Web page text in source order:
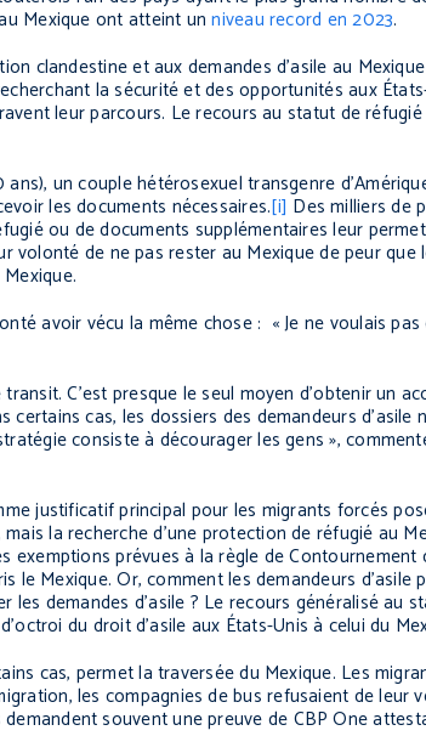
Mexique ont atteint unniveau record en 2023.
clandestine et aux demandes d’asile au
la sécurité et des opportunités aux
leur parcours. Le recours au statut de
un couple hétérosexuel transgenre
les documents nécessaires.[i] Des milliers de
ou de documents supplémentaires leur
volonté de ne pas rester au Mexique de peur
avoir vécu la même chose : « Je ne voulais
C’est presque le seul moyen d’obtenir un
cas, les dossiers des demandeurs
consiste à décourager les gens »,
justificatif principal pour les migrants forcés
la recherche d’une protection de réfugié au
exemptions prévues à la règle de
le Mexique. Or, comment les demandeurs
demandes d’asile ? Le recours généralisé au
du droit d’asile aux États-Unis à celui du
cas, permet la traversée du Mexique. Les
les compagnies de bus refusaient de leur
souvent une preuve de CBP One